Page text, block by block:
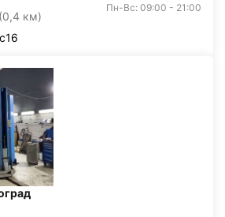
(0,4 км)
Пн-Вс: 09:00 - 21:00